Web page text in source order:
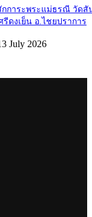
กการะพระแม่ธรณี วัดสั
รีดงเย็น อ.ไชยปราการ
July 2026